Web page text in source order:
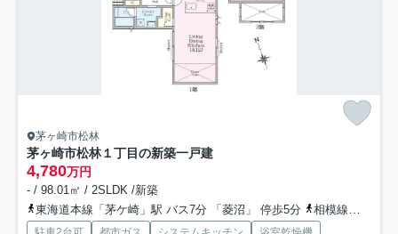
茅ヶ崎市松林
茅ヶ崎市松林１丁目の新築一戸建
4,780万円
- / 98.01㎡ / 2SLDK /新築
東海道本線「茅ケ崎」駅 バス7分 「菱沼」 停歩5分
相模線「茅ケ崎」駅 バス7分 「菱沼」 停歩5分